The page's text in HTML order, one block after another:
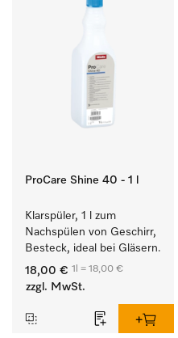
ProCare Shine 40 - 1 l
Klarspüler, 1 l zum
Nachspülen von Geschirr,
Besteck, ideal bei Gläsern.
18,00 € 1l = 18,00 €
zzgl. MwSt.